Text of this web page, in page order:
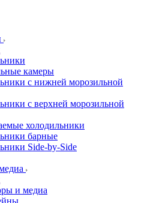
камеры
с нижней морозильной
с верхней морозильной
холодильники
барные
Side-by-Side
и медиа